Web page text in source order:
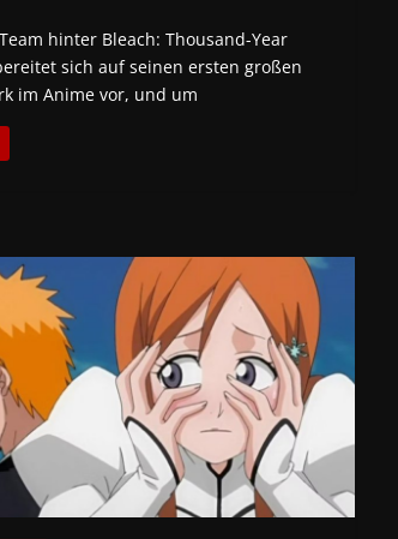
hinter Bleach: Thousand-Year
sich auf seinen ersten großen
im Anime vor, und um